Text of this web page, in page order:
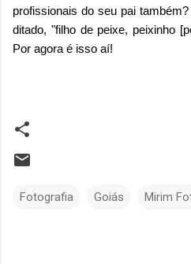
profissionais do seu pai
ditado, "filho de peixe, peixinho
Por agora é isso aí!
Fotografia Goiás Mirim